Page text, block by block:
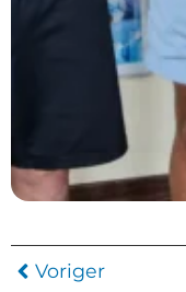
Voriger